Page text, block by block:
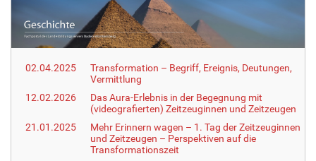
e
r
e
02.04.2025
Transformation – Begriff, Ereignis, Deutungen,
Vermittlung
12.02.2026
Das Aura-Erlebnis in der Begegnung mit
(videografierten) Zeitzeuginnen und Zeitzeugen
21.01.2025
Mehr Erinnern wagen – 1. Tag der Zeitzeuginnen
und Zeitzeugen – Perspektiven auf die
Transformationszeit